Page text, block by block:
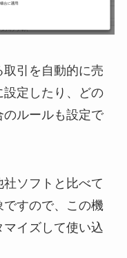
引を自動的に売
設定したり、どの
のルールも設定で
ソフトと比べて
ですので、この機
イズして使い込